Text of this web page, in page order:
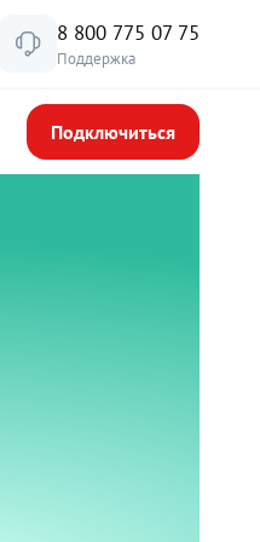
8 800 775 07 75
Поддержка
Подключиться